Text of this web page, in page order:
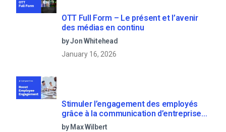
OTT Full Form – Le présent et l’avenir
des médias en continu
by Jon Whitehead
January 16, 2026
Stimuler l’engagement des employés
grâce à la communication d’entreprise
en direct
by Max Wilbert